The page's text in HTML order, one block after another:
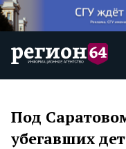
Под
убегавших